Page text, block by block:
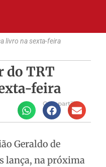
livro na sexta-feira
do TRT
feira
Compartilhe
Geraldo de
lança, na próxima